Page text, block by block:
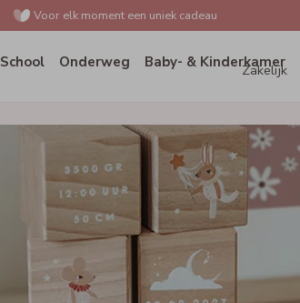
Voor elk moment een uniek cadeau
Zakelijk
School Onderweg Baby- & Kinderkamer